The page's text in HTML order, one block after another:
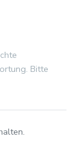
Bitte